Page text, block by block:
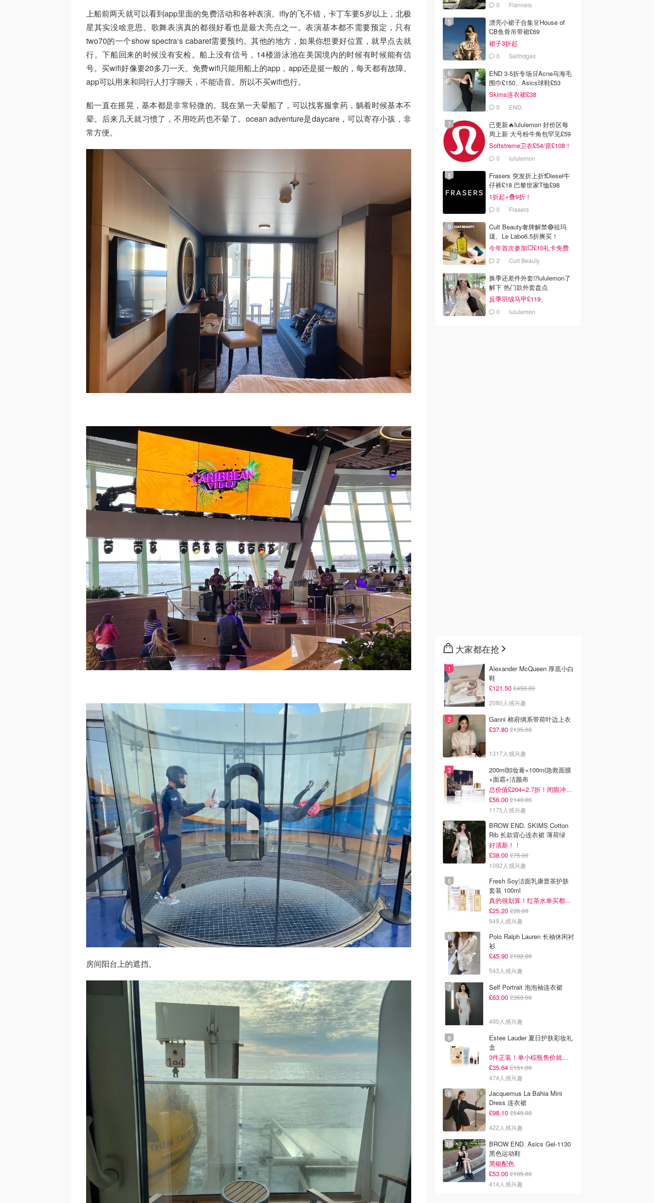
上船前两天就可以看到app里面的免费活动和各种表演。ifly的飞不错，卡丁车要5岁以上，北极
星其实没啥意思。歌舞表演真的都很好看也是最大亮点之一。表演基本都不需要预定，只有
two70的一个show spectra‘s cabaret需要预约。其他的地方，如果你想要好位置，就早点去就
行。下船回来的时候没有安检。船上没有信号，14楼游泳池在美国境内的时候有时候能有信
号。买wifi好像要20多刀一天。免费wifi只能用船上的app，app还是挺一般的，每天都有故障。
app可以用来和同行人打字聊天，不能语音。所以不买wifi也行。
船一直在摇晃，基本都是非常轻微的。我在第一天晕船了，可以找客服拿药，躺着时候基本不
晕。后来几天就习惯了，不用吃药也不晕了。ocean adventure是daycare，可以寄存小孩，非
常方便。
房间阳台上的遮挡。
0 Flannels
漂亮小裙子合集👗House of
CB鱼骨吊带裙£69
裙子3折起
0 Selfridges
END 3-5折专场🛒Acne马海毛
围巾£150、Asics球鞋£53
Skims连衣裙£38
0 END.
已更新🔥lululemon 好价区每
周上新 大号粉牛角包罕见£59
Softstreme卫衣£54/原£108！
0 lululemon
Frasers 突发折上折❗️Diesel牛
仔裤£18 巴黎世家T恤£98
1折起+叠9折！
0 Frasers
Cult Beauty奢牌解禁🔴祖玛
珑、Le Labo6.5折爽买！
今年首次参加💥£10礼卡免费
拿 2 Cult Beauty
换季还差件外套⁉️lululemon了
解下 热门款外套盘点
反季羽绒马甲£119、
Define£84
0 lululemon
大家都在抢
Alexander McQueen 厚底小白
鞋
£121.50 £450.00
2080人感兴趣
Ganni 棉府绸系带荷叶边上衣
£37.80 £135.00
1317人感兴趣
200ml卸妆膏+100ml急救面膜
+面霜+洁颜布
总价值£204=2.7折！闭眼冲这套！
£56.00 £140.00
1175人感兴趣
BROW END. SKIMS Cotton
Rib 长款背心连衣裙 薄荷绿
好清新！！
£38.00 £75.00
1092人感兴趣
Fresh Soy洁面乳康普茶护肤
套装 100ml
真的很划算！红茶水单买都要£35！
£25.20 £35.00
949人感兴趣
Polo Ralph Lauren 长袖休闲衬
衫
£45.90 £102.00
543人感兴趣
Self Portrait 泡泡袖连衣裙
£63.00 £350.00
495人感兴趣
Estee Lauder 夏日护肤彩妆礼
盒
3件正装！单小棕瓶售价就要£65！
£35.64 £151.00
474人感兴趣
Jacquemus La Bahia Mini
Dress 连衣裙
£98.10 £545.00
422人感兴趣
BROW END. Asics Gel-1130
黑色运动鞋
黑银配色
£53.00 £105.00
414人感兴趣